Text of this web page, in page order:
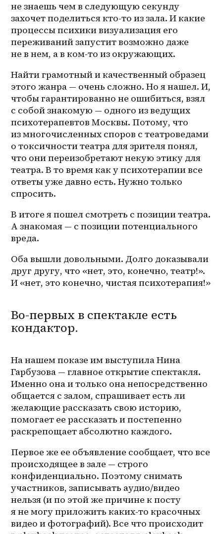
не знаешь чем в следующую секунду
захочет поделиться кто-то из зала. И какие
процессы психики визуализация его
переживаний запустит возможно даже
не в нем, а в ком-то из окружающих.
Найти грамотный и качественный образец
этого жанра — очень сложно. Но я нашел. И,
чтобы гарантированно не ошибиться, взял
с собой знакомую — одного из ведущих
психотерапевтов Москвы. Потому, что
из многочисленных споров с театроведами
о токсичности театра для зрителя понял,
что они переизобретают некую этику для
театра. В то время как у психотерапии все
ответы уже давно есть. Нужно только
спросить.
В итоге я пошел смотреть с позиции театра.
А знакомая — с позиции потенциального
вреда.
Оба вышли довольными. Долго доказывали
друг другу, что «нет, это, конечно, театр!».
И «нет, это конечно, чистая психотерапия!»
Во-первых в спектакле есть
кондактор.
На нашем показе им выступила Нина
Гарбузова — главное открытие спектакля.
Именно она и только она непосредственно
общается с залом, спрашивает есть ли
желающие рассказать свою историю,
помогает ее рассказать и постепенно
раскрепощает абсолютно каждого.
Первое же ее объявление сообщает, что все
происходящее в зале — строго
конфиденциально. Поэтому снимать
участников, записывать аудио/видео
нельзя (и по этой же причине к посту
я не могу приложить каких-то красочных
видео и фотографий). Все что происходит